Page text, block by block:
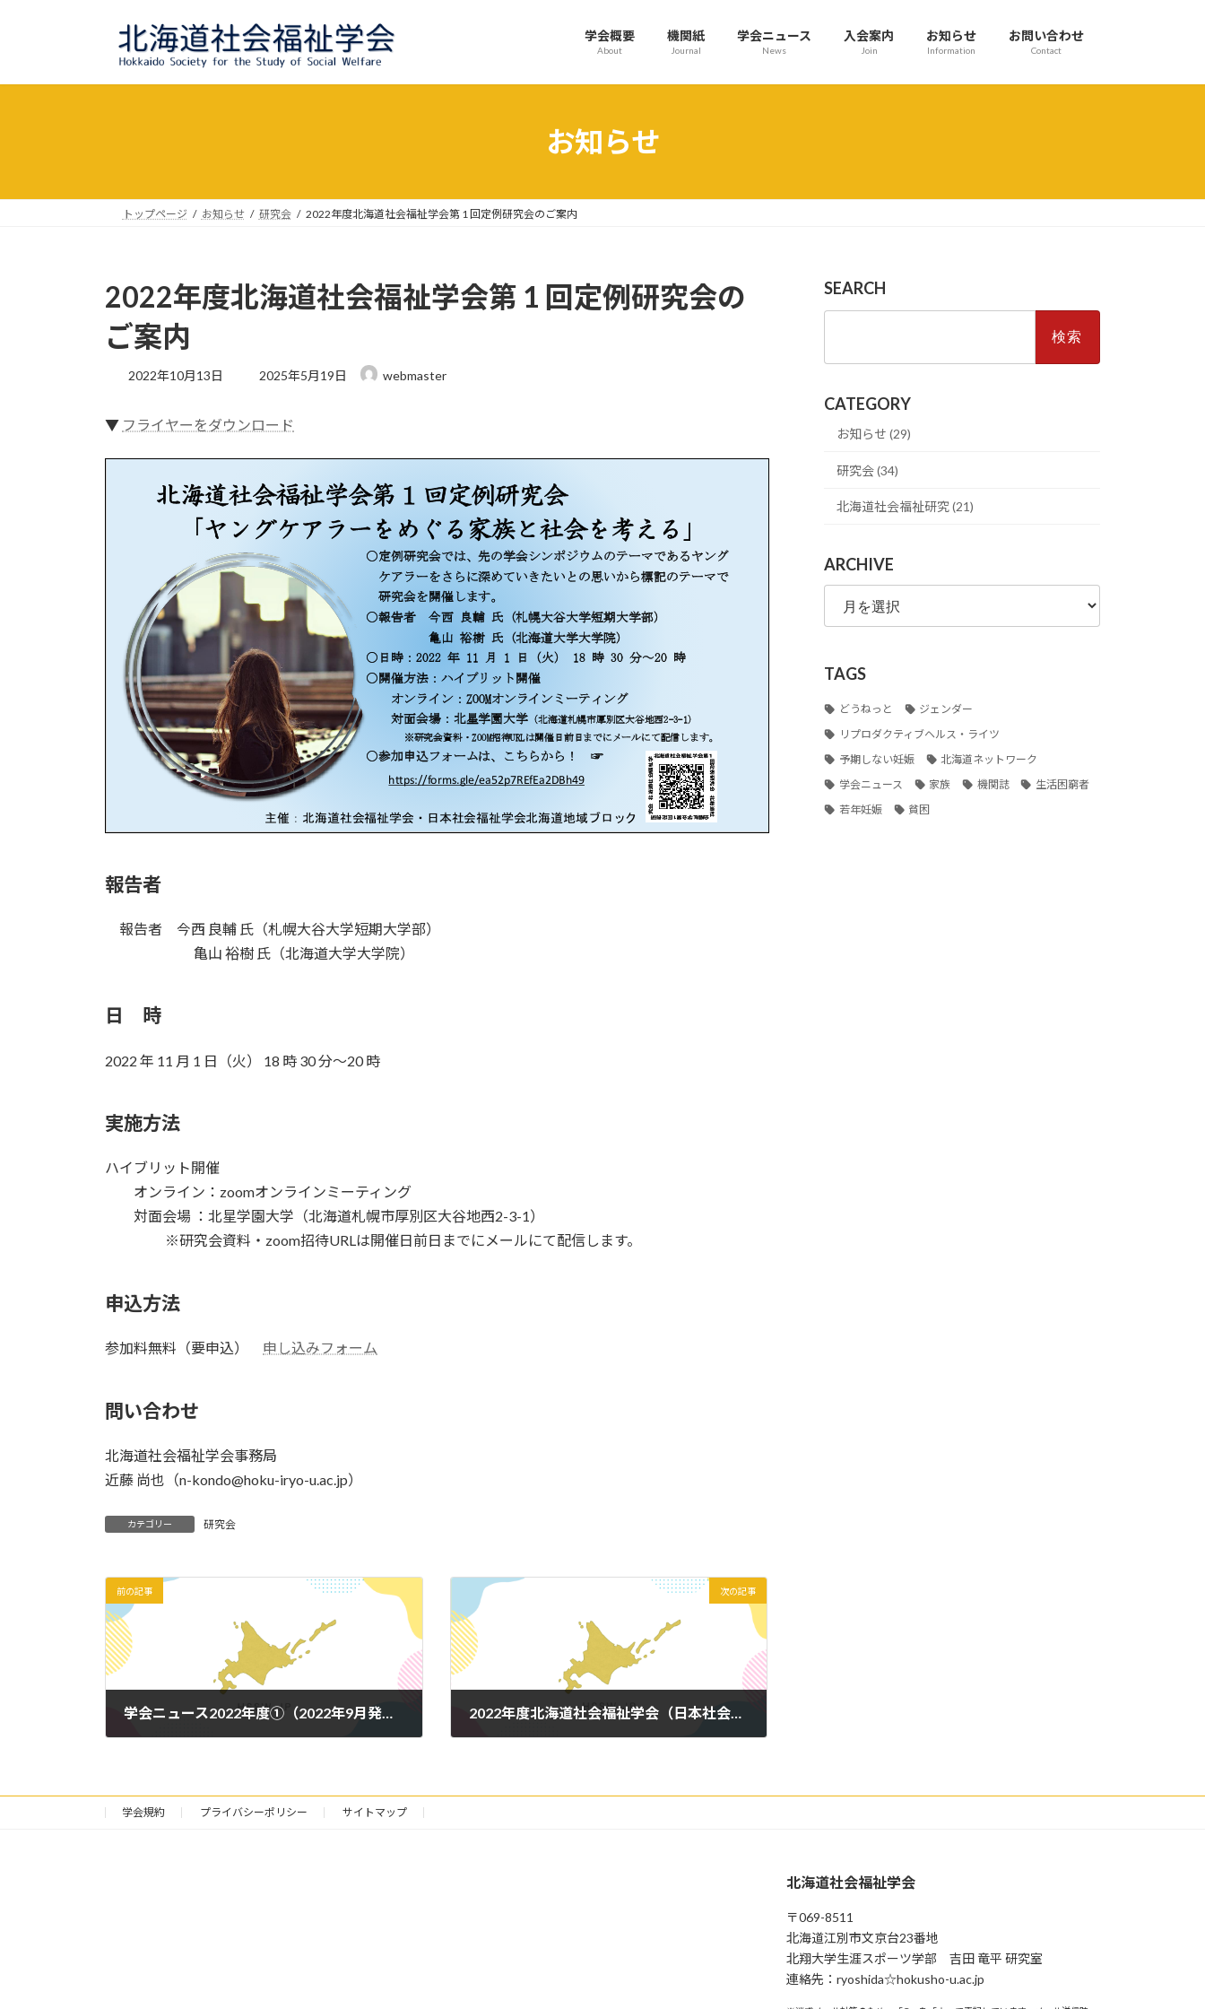
プ
動
学会概要
About
機関紙
Journal
学会ニュース
News
入会案内
Join
お知らせ
Information
お問い合わせ
Contact
お知らせ
トップページ お知らせ 研究会 2022年度北海道社会福祉学会第 1 回定例研究会のご案内
2022年度北海道社会福祉学会第 1 回定例研究会の
ご案内
2022年10月13日
最
新
時
2025年5月19日 webmaster
▼ フライヤーをダウンロード
報告者
報告者 今西 良輔 氏（札幌大谷大学短期大学部）
亀山 裕樹 氏（北海道大学大学院）
日 時
2022 年 11 月 1 日（火） 18 時 30 分～20 時
実施方法
ハイブリット開催
オンライン：zoomオンラインミーティング
対面会場 ：北星学園大学（北海道札幌市厚別区大谷地西2-3-1）
※研究会資料・zoom招待URLは開催日前日までにメールにて配信します。
申込方法
参加料無料（要申込） 申し込みフォーム
問い合わせ
北海道社会福祉学会事務局
近藤 尚也（n-kondo@hoku-iryo-u.ac.jp）
カテゴリー 研究会
前の記事
学会ニュース2022年度①（2022年9月発行）を発行しました。
次の記事
2022年度北海道社会福祉学会（日本社会福祉学会北海道地域ブロック）研究大会・シンポジウム
SEARCH
CATEGORY
お知らせ (29)
研究会 (34)
北海道社会福祉研究 (21)
ARCHIVE
ARCHIVE
TAGS
どうねっと
ジェンダー
リプロダクティブヘルス・ライツ
予期しない妊娠
北海道ネットワーク
学会ニュース
家族 機関誌
生活困窮者
若年妊娠
貧困
学会規約 プライバシーポリシー サイトマップ
北海道社会福祉学会
〒069-8511
北海道江別市⽂京台23番地
北翔⼤学⽣涯スポーツ学部 吉⽥ ⻯平 研究室
連絡先：ryoshida☆hokusho-u.ac.jp